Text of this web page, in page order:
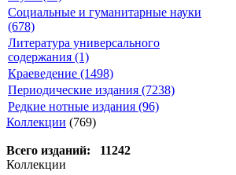
Социальные и гуманитарные науки
(678)
Литература универсального
содержания (1)
Краеведение (1498)
Периодические издания (7238)
Редкие нотные издания (96)
Коллекции (769)
Всего изданий: 11242
Коллекции